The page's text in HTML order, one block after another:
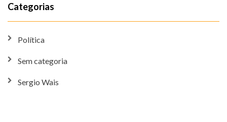
Categorias
Política
Sem categoria
Sergio Wais